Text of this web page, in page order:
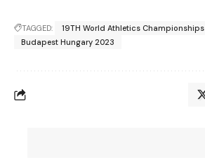
TAGGED: 19TH World Athletics Championships
Budapest Hungary 2023